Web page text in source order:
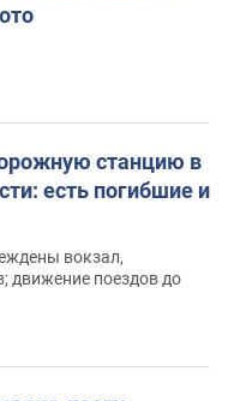
станцию в
есть погибшие и
вокзал,
движение поездов до